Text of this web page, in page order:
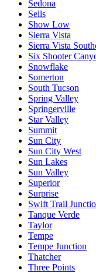
Sedona
Sells
Show Low
Sierra Vista
Sierra Vista
Six Shooter
Snowflake
Somerton
South Tucson
Spring Valley
Springerville
Star Valley
Summit
Sun City
Sun City West
Sun Lakes
Sun Valley
Superior
Surprise
Swift Trail
Tanque Verde
Taylor
Tempe
Tempe Junction
Thatcher
Three Points